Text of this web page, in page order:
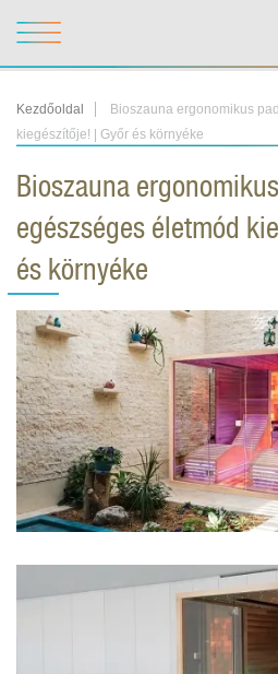
Kezdőoldal
Bioszauna ergonomikus
kiegészítője! | Győr és környéke
Bioszauna
egészséges életmód
és környéke